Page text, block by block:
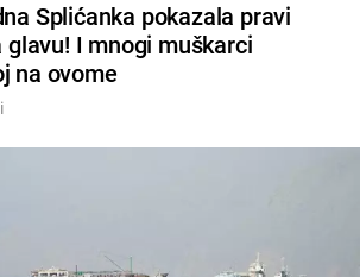
Splićanka pokazala pravi
glavu! I mnogi muškarci
na ovome